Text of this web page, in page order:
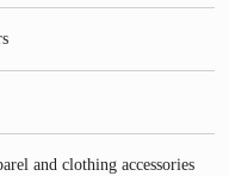
and clothing accessories